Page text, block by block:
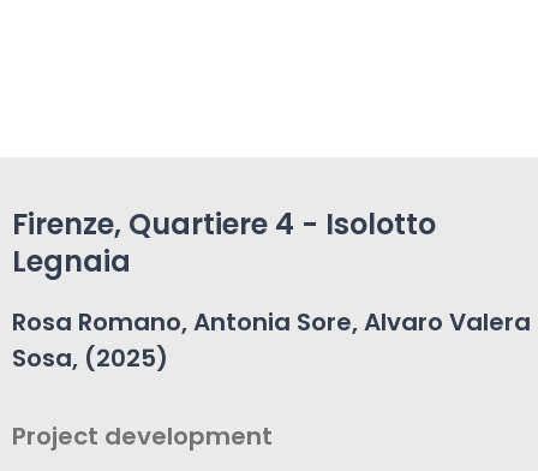
Firenze, Quartiere 4 - Isolotto
Legnaia
Rosa Romano, Antonia Sore, Alvaro Valera
Sosa, (2025)
Project development